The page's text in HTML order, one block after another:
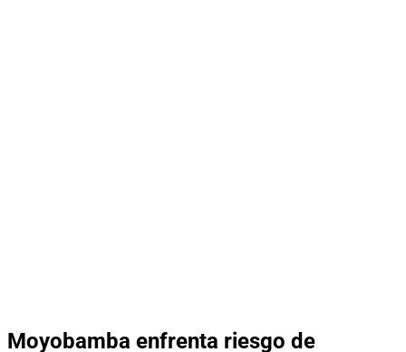
Moyobamba enfrenta riesgo de